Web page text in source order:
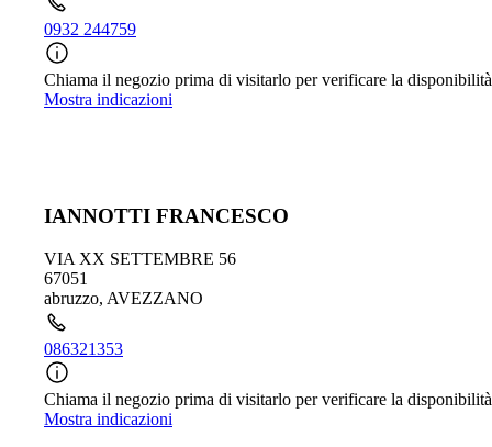
0932 244759
Chiama il negozio prima di visitarlo per verificare la
Mostra indicazioni
IANNOTTI FRANCESCO
VIA XX SETTEMBRE 56
67051
abruzzo, AVEZZANO
086321353
Chiama il negozio prima di visitarlo per verificare la
Mostra indicazioni